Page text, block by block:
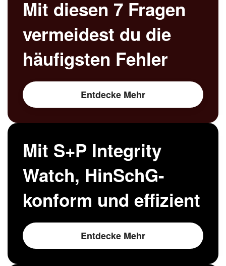
Mit diesen 7 Fragen
vermeidest du die
häufigsten Fehler
Entdecke Mehr
Mit S+P Integrity
Watch, HinSchG-
konform und effizient
Entdecke Mehr